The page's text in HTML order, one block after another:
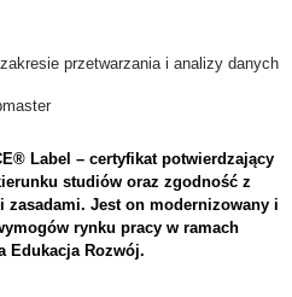
przetwarzania i analizy danych
Label – certyfikat potwierdzający
studiów oraz zgodność z
Jest on modernizowany i
rynku pracy w ramach
Edukacja Rozwój.